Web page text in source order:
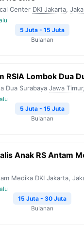
Center DKI Jakarta,
5 Juta - 15 Juta
Bulanan
RSIA Lombok Dua
Dua Surabaya Jawa Timur,
5 Juta - 15 Juta
Bulanan
Anak RS Antam
Medika DKI Jakarta,
15 Juta - 30 Juta
Bulanan